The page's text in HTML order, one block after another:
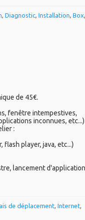
, Diagnostic, Installation, Box,
de 45€.
fenêtre intempestives,
inconnues, etc...)
:
player, java, etc...)
lancement
de déplacement, Internet,